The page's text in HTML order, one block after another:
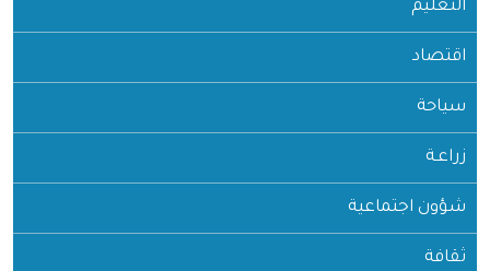
التعليم
اقتصاد
سياحة
زراعـة
شؤون اجتماعية
ثقافة